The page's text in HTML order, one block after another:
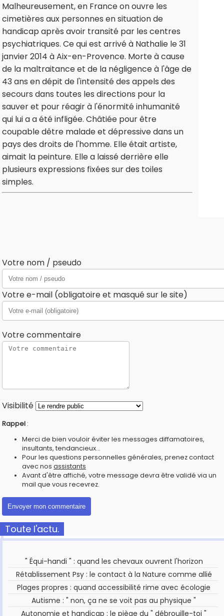
Malheureusement, en France on ouvre les
cimetières aux personnes en situation de
handicap après avoir transité par les centres
psychiatriques. Ce qui est arrivé à Nathalie le 31
janvier 2014 à Aix-en-Provence. Morte à cause
de la maltraitance et de la négligence à l'âge de
43 ans en dépit de l'intensité des appels des
secours dans toutes les directions pour la
sauver et pour réagir à l'énormité inhumanité
qui lui a a été infligée. Châtiée pour être
coupable dêtre malade et dépressive dans un
pays des droits de l'homme. Elle était artiste,
aimait la peinture. Elle a laissé derrière elle
plusieurs expressions fixées sur des toiles
simples.
Votre nom / pseudo
Votre e-mail (obligatoire et masqué sur le site)
Votre commentaire
Visibilité
Rappel :
Merci de bien vouloir éviter les messages diffamatoires,
insultants, tendancieux...
Pour les questions personnelles générales, prenez contact
avec nos assistants
Avant d'être affiché, votre message devra être validé via un
mail que vous recevrez.
Toute l'actu.
" Équi-handi " : quand les chevaux ouvrent l'horizon
Rétablissement Psy : le contact à la Nature comme allié
Plages propres : quand accessibilité rime avec écologie
Autisme : " non, ça ne se voit pas au physique "
Autonomie et handicap : le piège du " débrouille-toi "